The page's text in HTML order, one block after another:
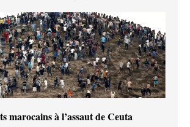
marocains à l’assaut de Ceuta